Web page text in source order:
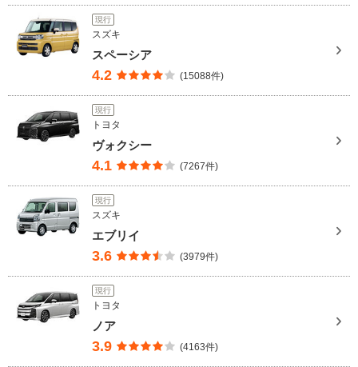
現行
スズキ
スペーシア
4.2 (15088件)
現行
トヨタ
ヴォクシー
4.1 (7267件)
現行
スズキ
エブリイ
3.6 (3979件)
現行
トヨタ
ノア
3.9 (4163件)